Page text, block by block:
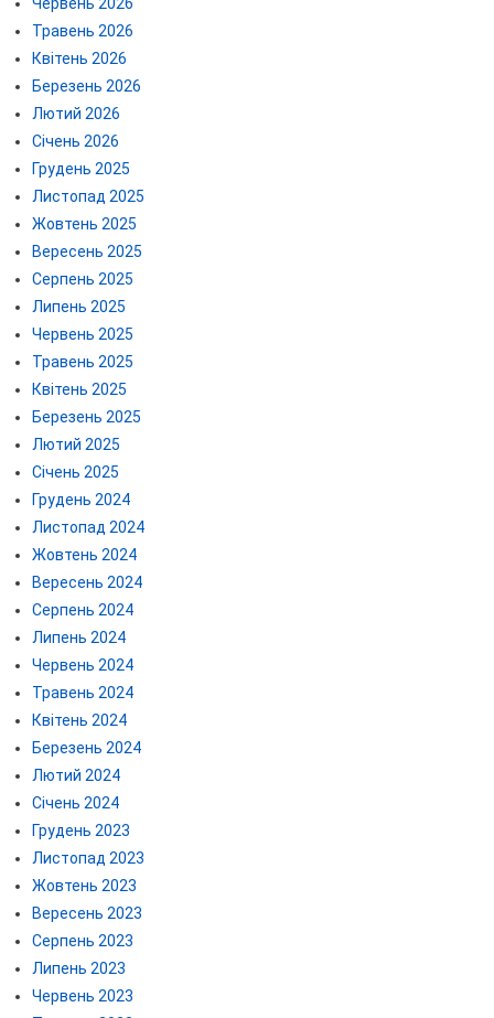
Травень 2026
Квітень 2026
Березень 2026
Лютий 2026
Січень 2026
Грудень 2025
Листопад 2025
Жовтень 2025
Вересень 2025
Серпень 2025
Липень 2025
Червень 2025
Травень 2025
Квітень 2025
Березень 2025
Лютий 2025
Січень 2025
Грудень 2024
Листопад 2024
Жовтень 2024
Вересень 2024
Серпень 2024
Липень 2024
Червень 2024
Травень 2024
Квітень 2024
Березень 2024
Лютий 2024
Січень 2024
Грудень 2023
Листопад 2023
Жовтень 2023
Вересень 2023
Серпень 2023
Липень 2023
Червень 2023